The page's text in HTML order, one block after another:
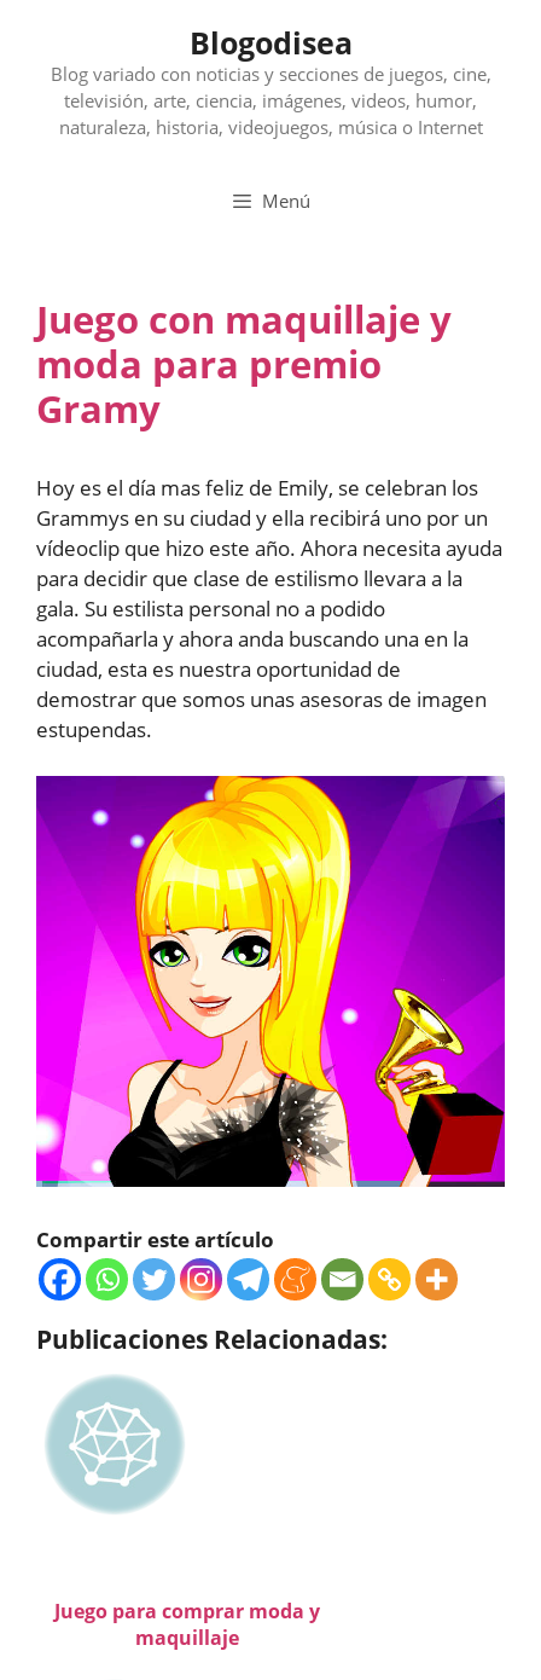
contenido
Blogodisea
Blog variado con noticias y secciones de juegos, cine,
televisión, arte, ciencia, imágenes, videos, humor,
naturaleza, historia, videojuegos, música o Internet
Menú
Juego con maquillaje y
moda para premio
Gramy
Hoy es el día mas feliz de Emily, se celebran los
Grammys en su ciudad y ella recibirá uno por un
vídeoclip que hizo este año. Ahora necesita ayuda
para decidir que clase de estilismo llevara a la
gala. Su estilista personal no a podido
acompañarla y ahora anda buscando una en la
ciudad, esta es nuestra oportunidad de
demostrar que somos unas asesoras de imagen
estupendas.
Compartir este artículo
Publicaciones Relacionadas:
Juego para comprar moda y
maquillaje